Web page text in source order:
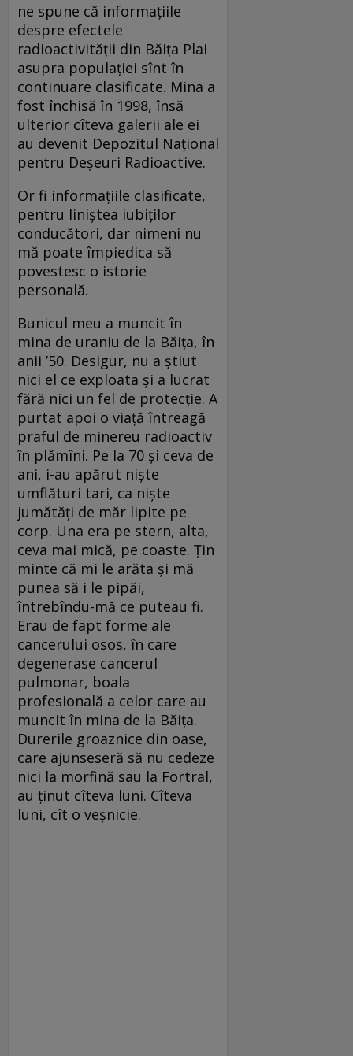
ne spune că informaţiile
despre efectele
radioactivităţii din Băiţa Plai
asupra populaţiei sînt în
continuare clasificate. Mina a
fost închisă în 1998, însă
ulterior cîteva galerii ale ei
au devenit Depozitul Naţional
pentru Deşeuri Radioactive.
Or fi informaţiile clasificate,
pentru liniştea iubiţilor
conducători, dar nimeni nu
mă poate împiedica să
povestesc o istorie
personală.
Bunicul meu a muncit în
mina de uraniu de la Băiţa, în
anii ’50. Desigur, nu a ştiut
nici el ce exploata şi a lucrat
fără nici un fel de protecţie. A
purtat apoi o viaţă întreagă
praful de minereu radioactiv
în plămîni. Pe la 70 şi ceva de
ani, i-au apărut nişte
umflături tari, ca nişte
jumătăţi de măr lipite pe
corp. Una era pe stern, alta,
ceva mai mică, pe coaste. Ţin
minte că mi le arăta şi mă
punea să i le pipăi,
întrebîndu-mă ce puteau fi.
Erau de fapt forme ale
cancerului osos, în care
degenerase cancerul
pulmonar, boala
profesională a celor care au
muncit în mina de la Băiţa.
Durerile groaznice din oase,
care ajunseseră să nu cedeze
nici la morfină sau la Fortral,
au ţinut cîteva luni. Cîteva
luni, cît o veşnicie.